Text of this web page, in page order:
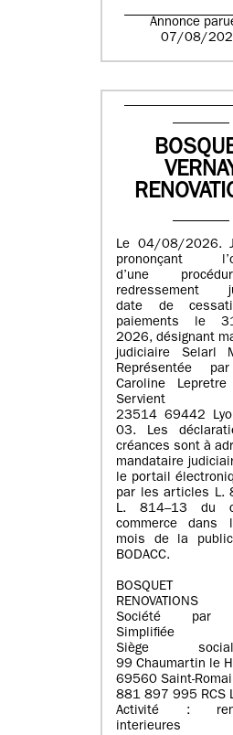
Annonce
07/08/
Le 04/08/2026.
prononçant
d’une
redressement
date de
paiements le
2026, désignant
judiciaire Selarl
Représentée
Caroline
23514 69442
03. Les
créances sont à
mandataire
le portail
par les articles L.
L. 814–13 du
commerce dans
mois de la
BODACC.
BOSQUET
RENOVATIONS
Société par
Simplifiée
Siège
99 Chaumartin le
69560 Saint-
881 897 995 RCS
Activité :
interieures